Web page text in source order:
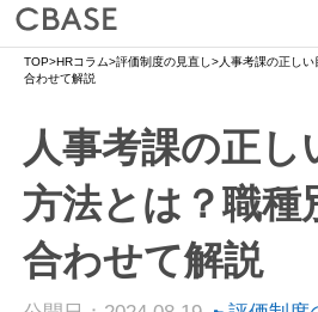
サービス
活用シーン
導入事例
セミナー情報
TOP>HRコラム>評価制度の見直し>人事考課の正し
合わせて解説
人事考課の正し
方法とは？職種
合わせて解説